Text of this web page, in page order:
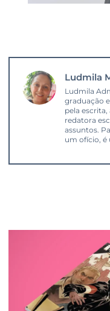
Ludmila
Ludmila
graduação
pela
redatora
assuntos.
um ofício, é